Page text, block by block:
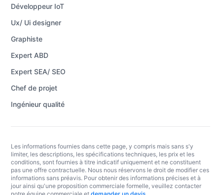
Développeur IoT
Ux/ Ui designer
Graphiste
Expert ABD
Expert SEA/ SEO
Chef de projet
Ingénieur qualité
Les informations fournies dans cette page, y compris mais sans s'y
limiter, les descriptions, les spécifications techniques, les prix et les
conditions, sont fournies à titre indicatif uniquement et ne constituent
pas une offre contractuelle. Nous nous réservons le droit de modifier ces
informations sans préavis. Pour obtenir des informations précises et à
jour ainsi qu'une proposition commerciale formelle, veuillez contacter